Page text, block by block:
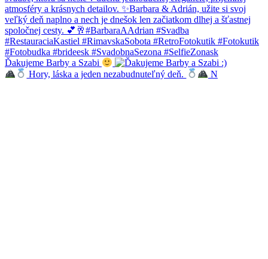
Ďakujeme Barby a Szabi
Hory, láska a jeden nezabudnuteľný deň.
N